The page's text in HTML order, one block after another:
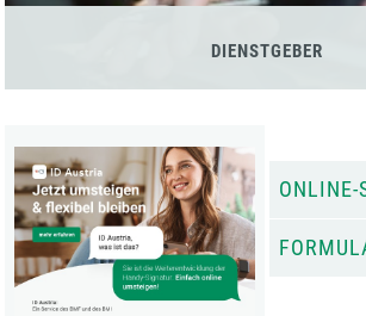
DIENSTGEBER
ONLINE-